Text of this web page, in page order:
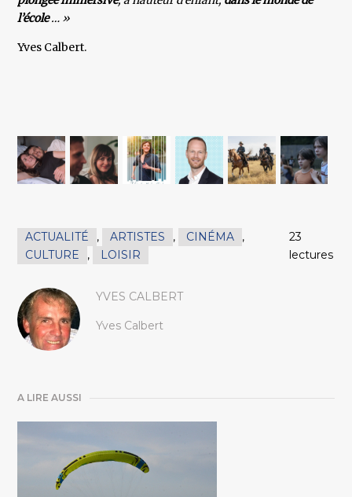
l’école… »
Yves Calbert.
ACTUALITÉ , ARTISTES , CINÉMA
,
CULTURE
, LOISIR
23
lectures
YVES CALBERT
Yves Calbert
A LIRE AUSSI